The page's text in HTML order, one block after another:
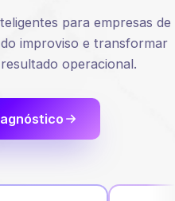
para empresas de
improviso e transformar
operacional.